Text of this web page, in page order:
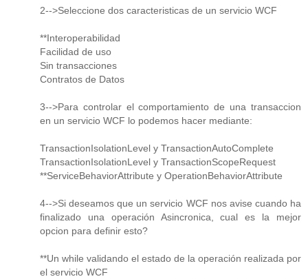
2-->Seleccione dos caracteristicas de un servicio WCF
**Interoperabilidad
Facilidad de uso
Sin transacciones
Contratos de Datos
3-->Para controlar el comportamiento de una transaccion
en un servicio WCF lo podemos hacer mediante:
TransactionIsolationLevel y TransactionAutoComplete
TransactionIsolationLevel y TransactionScopeRequest
**ServiceBehaviorAttribute y OperationBehaviorAttribute
4-->Si deseamos que un servicio WCF nos avise cuando ha
finalizado una operación Asincronica, cual es la mejor
opcion para definir esto?
**Un while validando el estado de la operación realizada por
el servicio WCF